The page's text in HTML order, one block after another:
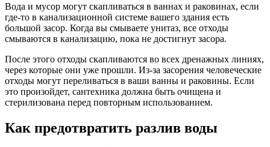
Вода и мусор могут скапливаться в ваннах и раковинах, если
где-то в канализационной системе вашего здания есть
большой засор. Когда вы смываете унитаз, все отходы
смываются в канализацию, пока не достигнут засора.
После этого отходы скапливаются во всех дренажных линиях,
через которые они уже прошли. Из-за засорения человеческие
отходы могут переливаться в ваши ванны и раковины. Если
это произойдет, сантехника должна быть очищена и
стерилизована перед повторным использованием.
Как предотвратить разлив воды